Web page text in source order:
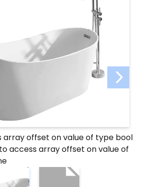
array offset on value of type bool
access array offset on value of